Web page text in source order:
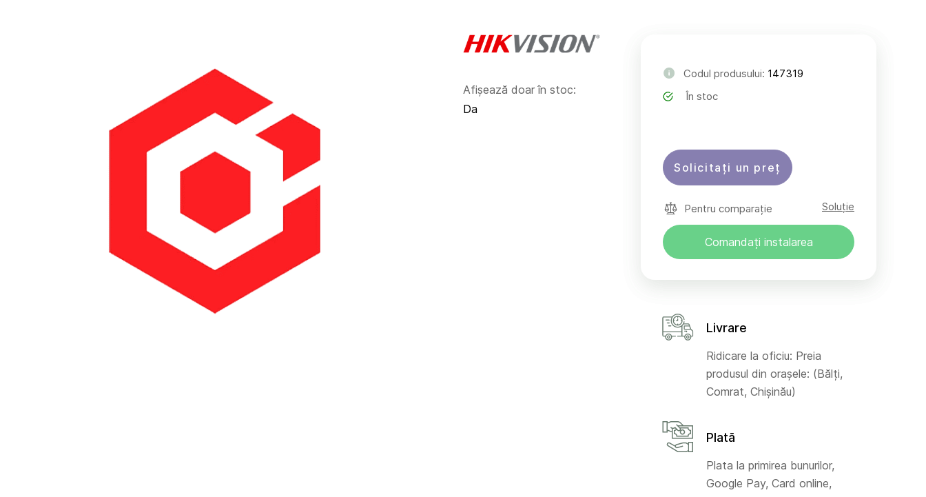
Afișează doar în stoc:
Da
Codul produsului: 147319
În stoc
Solicitați un preț
Pentru comparație Soluție
Comandați instalarea
Livrare
Ridicare la oficiu: Preia
produsul din orașele: (Bălți,
Comrat, Chișinău)
Plată
Plata la primirea bunurilor,
Google Pay, Card online,